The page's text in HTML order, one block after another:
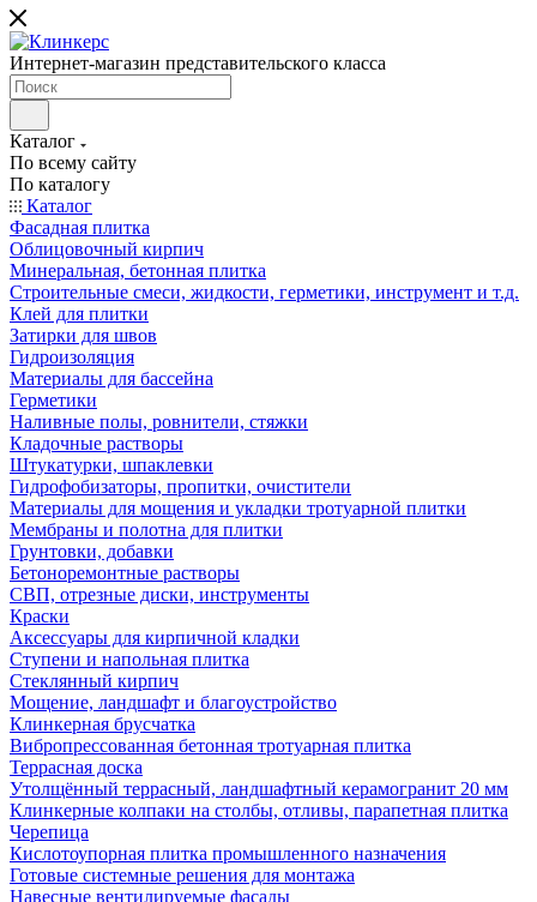
Интернет-магазин представительского класса
Каталог
По всему сайту
По каталогу
Каталог
Фасадная плитка
Облицовочный кирпич
Минеральная, бетонная плитка
Строительные смеси, жидкости, герметики, инструмент и т.д.
Клей для плитки
Затирки для швов
Гидроизоляция
Материалы для бассейна
Герметики
Наливные полы, ровнители, стяжки
Кладочные растворы
Штукатурки, шпаклевки
Гидрофобизаторы, пропитки, очистители
Материалы для мощения и укладки тротуарной плитки
Мембраны и полотна для плитки
Грунтовки, добавки
Бетоноремонтные растворы
СВП, отрезные диски, инструменты
Краски
Аксессуары для кирпичной кладки
Ступени и напольная плитка
Cтеклянный кирпич
Мощение, ландшафт и благоустройство
Клинкерная брусчатка
Вибропрессованная бетонная тротуарная плитка
Террасная доска
Утолщённый террасный, ландшафтный керамогранит 20 мм
Клинкерные колпаки на столбы, отливы, парапетная плитка
Черепица
Кислотоупорная плитка промышленного назначения
Готовые системные решения для монтажа
Навесные вентилируемые фасады